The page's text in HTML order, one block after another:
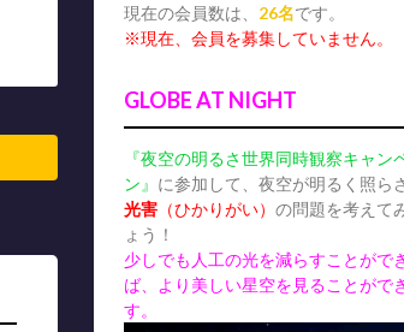
現在の会員数は、 26名です。
※現在、会員を募集していません。
GLOBE AT NIGHT
『夜空の明るさ世界同時観察キャン
ン』 に参加して、夜空が明るく照ら
光害 （ひかりがい）の問題を考えて
ょう！
少しでも人工の光を減らすことがで
ば、より美しい星空を見ることがで
す。